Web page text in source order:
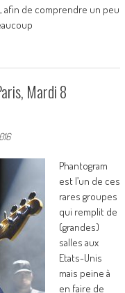
afin de comprendre un peu
Mardi 8
Phantogram
est l’un de ces
rares groupes
qui remplit de
(grandes)
salles aux
Etats-Unis
mais peine à
en faire de